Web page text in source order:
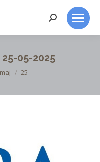
Search:
25-05-2025
maj 25